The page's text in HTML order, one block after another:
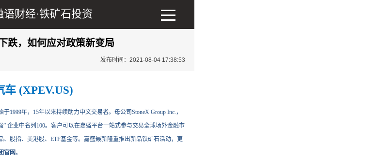
语财经·铁矿石投资
跌，如何应对政策新变局
发布时间：2021-08-04 17:38:53
车 (XPEV.US)
1999年，15年以来持续助力中文交易者。母公司StoneX Group Inc.，
” 企业中名列100。客户可以在嘉盛平台一站式参与交易全球场外金融市
股指、美港股、ETF基金等。嘉盛最新隆重推出新品铁矿石活动，更
官网。